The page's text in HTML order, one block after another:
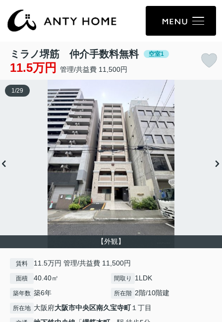
ミラノ堺筋 仲介手数料無料 空室1
11.5万円 管理/共益費 11,500円
【外観】
1 /29
賃料 11.5万円 管理/共益費 11,500円
面積 40.40㎡ 間取り 1LDK
築年数 築6年 所在階 2階/10階建
所在地 大阪府大阪市中央区南久宝寺町１丁目